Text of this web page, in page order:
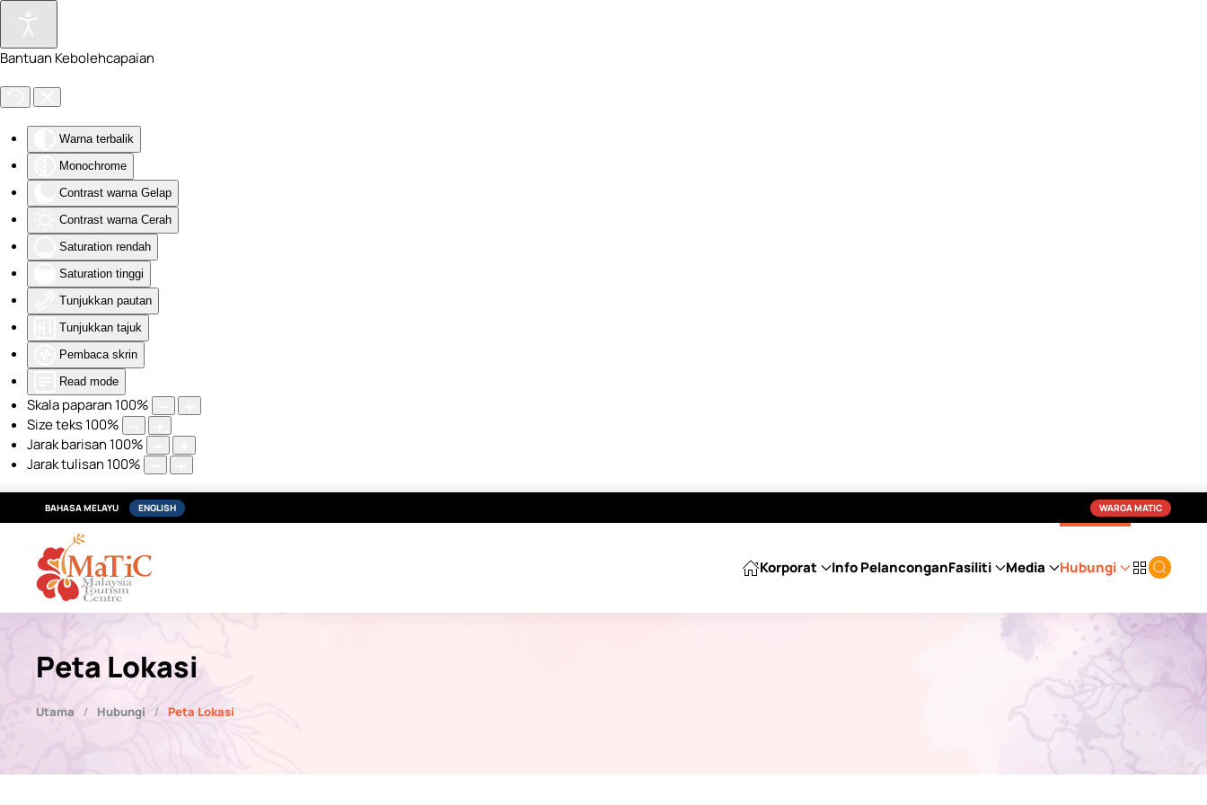
Bantuan Kebolehcapaian
Warna terbalik
Monochrome
Contrast warna Gelap
Contrast warna Cerah
Saturation rendah
Saturation tinggi
Tunjukkan pautan
Tunjukkan tajuk
Pembaca skrin
Read mode
Skala paparan 100%
Size teks100%
Jarak barisan 100%
Jarak tulisan 100%
Skip to main content
BAHASA MELAYU ENGLISH WARGA MATIC
Korporat Info PelanconganFasiliti Media Hubungi
Peta Lokasi
Utama Hubungi Peta Lokasi